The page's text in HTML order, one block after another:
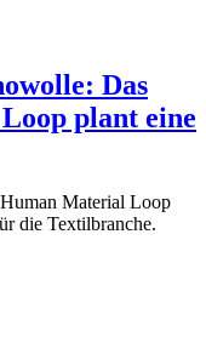
Das
plant eine
Material Loop
die Textilbranche.